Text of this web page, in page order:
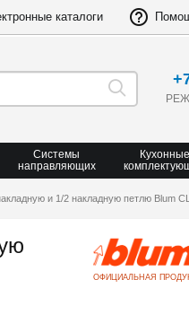
каталоги
Системы
направляющих
Кухонные
и 1/2 накладную петлю Blum
ОФИЦИАЛЬНАЯ